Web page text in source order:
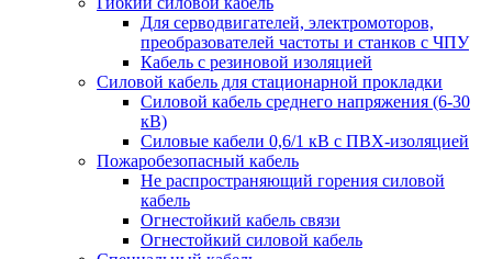
Для серводвигателей, электромоторов,
преобразователей частоты и станков с ЧПУ
Кабель с резиновой изоляцией
Силовой кабель для стационарной прокладки
Силовой кабель среднего напряжения (6-30
кВ)
Силовые кабели 0,6/1 кВ с ПВХ-изоляцией
Пожаробезопасный кабель
Не распространяющий горения силовой
кабель
Огнестойкий кабель связи
Огнестойкий силовой кабель